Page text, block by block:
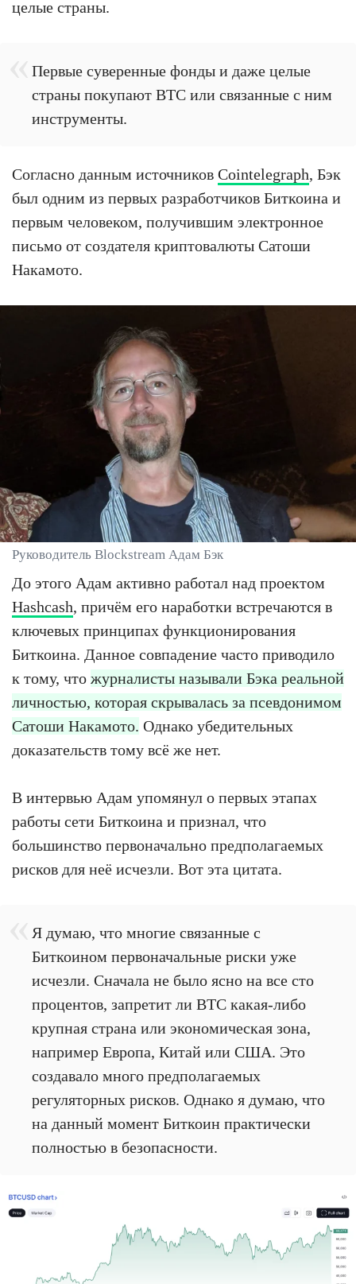
целые страны.
Первые суверенные фонды и даже целые
страны покупают BTC или связанные с ним
инструменты.
Согласно данным источников Cointelegraph, Бэк
был одним из первых разработчиков Биткоина и
первым человеком, получившим электронное
письмо от создателя криптовалюты Сатоши
Накамото.
Руководитель Blockstream Адам Бэк
До этого Адам активно работал над проектом
Hashcash, причём его наработки встречаются в
ключевых принципах функционирования
Биткоина. Данное совпадение часто приводило
к тому, что журналисты называли Бэка реальной
личностью, которая скрывалась за псевдонимом
Сатоши Накамото. Однако убедительных
доказательств тому всё же нет.
В интервью Адам упомянул о первых этапах
работы сети Биткоина и признал, что
большинство первоначально предполагаемых
рисков для неё исчезли. Вот эта цитата.
Я думаю, что многие связанные с
Биткоином первоначальные риски уже
исчезли. Сначала не было ясно на все сто
процентов, запретит ли BTC какая-либо
крупная страна или экономическая зона,
например Европа, Китай или США. Это
создавало много предполагаемых
регуляторных рисков. Однако я думаю, что
на данный момент Биткоин практически
полностью в безопасности.